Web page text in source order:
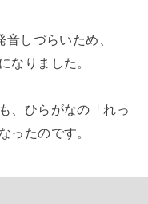
音しづらいため、
なりました。
、ひらがなの「れっ
ったのです。